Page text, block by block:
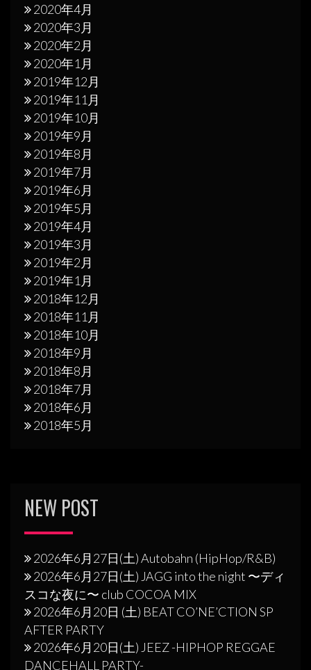
2020年4月
2020年3月
2020年2月
2020年1月
2019年12月
2019年11月
2019年10月
2019年9月
2019年8月
2019年7月
2019年6月
2019年5月
2019年4月
2019年3月
2019年2月
2019年1月
2018年12月
2018年11月
2018年10月
2018年9月
2018年8月
2018年7月
2018年6月
2018年5月
NEW POST
2026年6月27日(土) Autobahn (HipHop/R&B)
2026年6月27日(土) JAGG into the night 〜ディ
スコな夜に〜 club COCOA MIX
2026年6月20日 (土) BEAT CO’NE’CTION SP
AFTER PARTY
2026年6月20日(土) JEEZ -HIPHOP REGGAE
DANCEHALL PARTY-